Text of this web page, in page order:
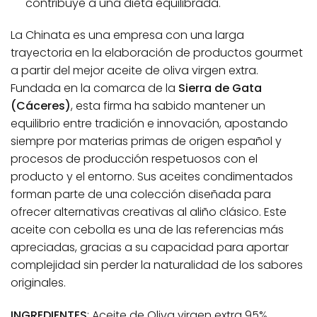
La Chinata es una empresa con una larga
trayectoria en la elaboración de productos gourmet
a partir del mejor aceite de oliva virgen extra.
Fundada en la comarca de la Sierra de Gata
(Cáceres), esta firma ha sabido mantener un
equilibrio entre tradición e innovación, apostando
siempre por materias primas de origen español y
procesos de producción respetuosos con el
producto y el entorno. Sus aceites condimentados
forman parte de una colección diseñada para
ofrecer alternativas creativas al aliño clásico. Este
aceite con cebolla es una de las referencias más
apreciadas, gracias a su capacidad para aportar
complejidad sin perder la naturalidad de los sabores
originales.